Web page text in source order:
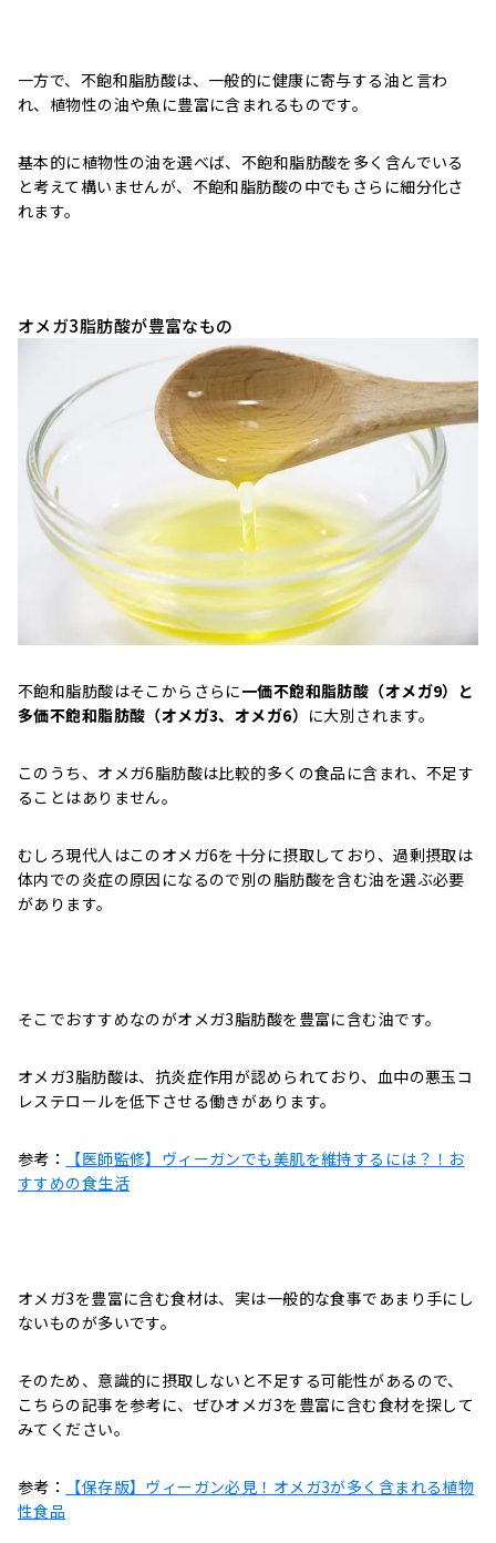
一方で、不飽和脂肪酸は、一般的に健康に寄与する油と言わ
れ、植物性の油や魚に豊富に含まれるものです。
基本的に植物性の油を選べば、不飽和脂肪酸を多く含んでいる
と考えて構いませんが、不飽和脂肪酸の中でもさらに細分化さ
れます。
オメガ3脂肪酸が豊富なもの
不飽和脂肪酸はそこからさらに一価不飽和脂肪酸（オメガ9）と
多価不飽和脂肪酸（オメガ3、オメガ6） に大別されます。
このうち、オメガ6脂肪酸は比較的多くの食品に含まれ、不足す
ることはありません。
むしろ現代人はこのオメガ6を十分に摂取しており、過剰摂取は
体内での炎症の原因になるので別の脂肪酸を含む油を選ぶ必要
があります。
そこでおすすめなのがオメガ3脂肪酸を豊富に含む油です。
オメガ3脂肪酸は、抗炎症作用が認められており、血中の悪玉コ
レステロールを低下させる働きがあります。
参考：
【医師監修】ヴィーガンでも美肌を維持するには？！お
すすめの食生活
オメガ3を豊富に含む食材は、実は一般的な食事であまり手にし
ないものが多いです。
そのため、意識的に摂取しないと不足する可能性があるので、
こちらの記事を参考に、ぜひオメガ3を豊富に含む食材を探して
みてください。
参考：
【保存版】ヴィーガン必見！オメガ3が多く含まれる植物
性食品